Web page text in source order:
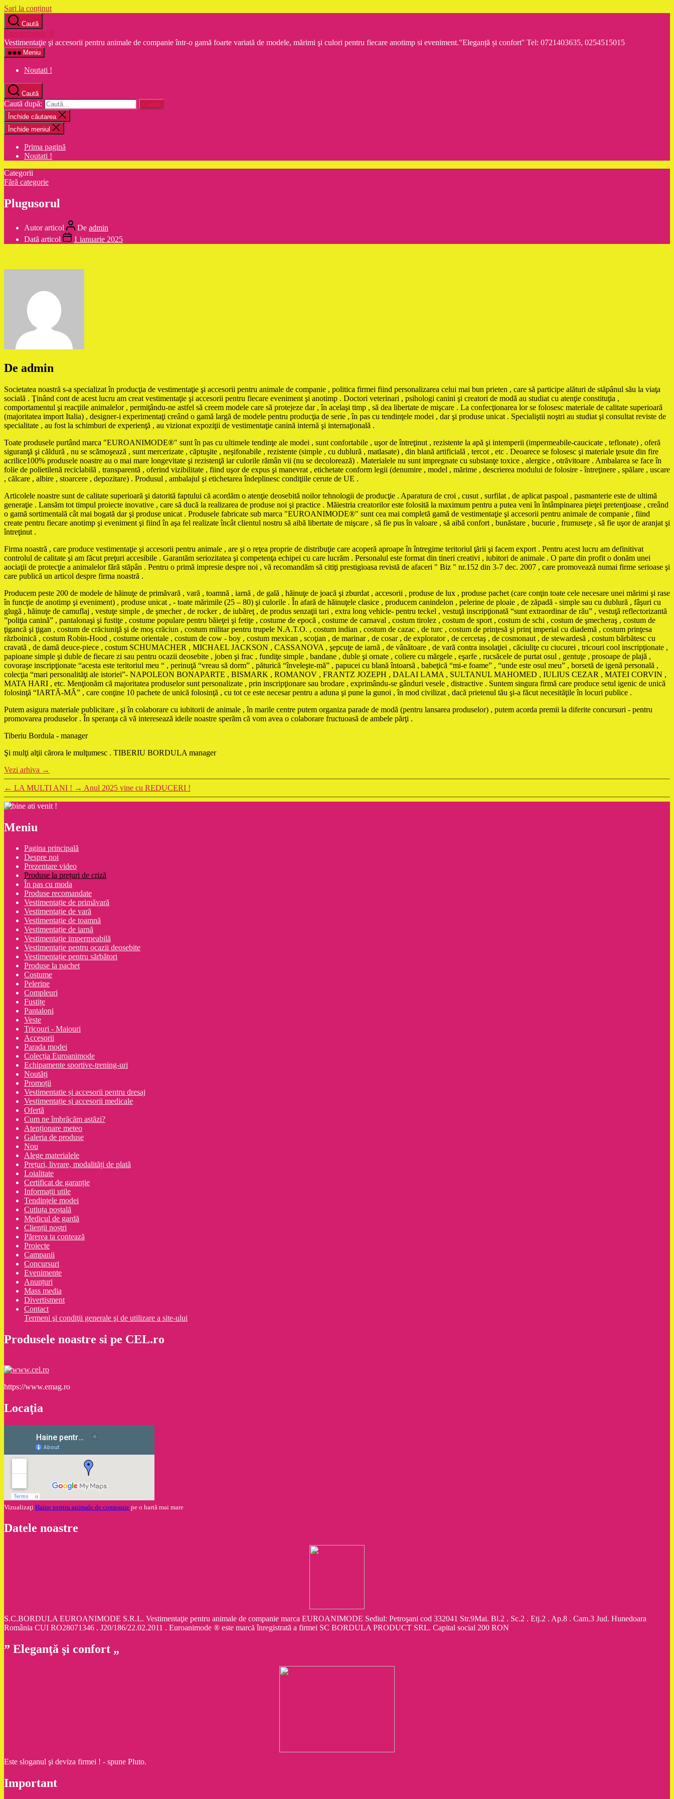
Sari la conținut
Caută
Euroanimode ®
Vestimentaţie şi accesorii pentru animale de companie într-o gamă foarte variată de modele, mărimi şi culori pentru fiecare anotimp si eveniment."Eleganță și confort'' Tel: 0721403635, 0254515015
Meniu
Noutati !
Caută
Caută după:
Închide căutarea
Închide meniul
Prima pagină
Noutati !
Categorii
Fără categorie
Plugusorul
Autor articol De admin
Dată articol
1 ianuarie 2025
De admin
Societatea noastră s-a specializat în producţia de vestimentaţie şi accesorii pentru animale de companie , politica firmei fiind personalizarea celui mai bun prieten , care să participe alături de stăpânul său la viaţa
socială . Ţinând cont de acest lucru am creat vestimentaţie şi accesorii pentru fiecare eveniment şi anotimp . Doctori veterinari , psihologi canini şi creatori de modă au studiat cu atenţie constituţia ,
comportamentul şi reacţiile animalelor , permiţându-ne astfel să creem modele care să protejeze dar , în acelaşi timp , să dea libertate de mişcare . La confecţionarea lor se folosesc materiale de calitate superioară
(majoritatea import Italia) , designer-i experimentaţi creând o gamă largă de modele pentru producţia de serie , în pas cu tendinţele modei , dar şi produse unicat . Specialiştii noştri au studiat şi consultat reviste de
specialitate , au fost la schimburi de experienţă , au vizionat expoziţii de vestimentaţie canină internă şi internaţională .
Toate produsele purtând marca "EUROANIMODE®" sunt în pas cu ultimele tendinţe ale modei , sunt confortabile , uşor de întreţinut , rezistente la apă şi intemperii (impermeabile-caucicate , teflonate) , oferă
siguranţă şi căldură , nu se scămoşează , sunt mercerizate , căptuşite , neşifonabile , rezistente (simple , cu dublură , matlasate) , din blană artificială , tercot , etc . Deoarece se folosesc şi materiale ţesute din fire
acrilice100% produsele noastre au o mai mare longevitate şi rezistenţă iar culorile rămân vii (nu se decolorează) . Materialele nu sunt impregnate cu substanţe toxice , alergice , otrăvitoare . Ambalarea se face în
folie de polietilenă reciclabilă , transparentă , oferind vizibilitate , fiind uşor de expus şi manevrat , etichetate conform legii (denumire , model , mărime , descrierea modului de folosire - întreţinere , spălare , uscare
, călcare , albire , stoarcere , depozitare) . Produsul , ambalajul şi etichetarea îndeplinesc condiţiile cerute de UE .
Articolele noastre sunt de calitate superioară şi datorită faptului că acordăm o atenţie deosebită noilor tehnologii de producţie . Aparatura de croi , cusut , surfilat , de aplicat paspoal , pasmanterie este de ultimă
generaţie . Lansăm tot timpul proiecte inovative , care să ducă la realizarea de produse noi şi practice . Măiestria creatorilor este folosită la maximum pentru a putea veni în întâmpinarea pieţei pretenţioase , creând
o gamă sortimentală cât mai bogată dar şi produse unicat . Produsele fabricate sub marca "EUROANIMODE®" sunt cea mai completă gamă de vestimentaţie şi accesorii pentru animale de companie , fiind
create pentru fiecare anotimp şi eveniment şi fiind în aşa fel realizate încât clientul nostru să aibă libertate de mişcare , să fie pus în valoare , să aibă confort , bunăstare , bucurie , frumuseţe , să fie uşor de aranjat şi
întreţinut .
Firma noastră , care produce vestimentaţie şi accesorii pentru animale , are şi o reţea proprie de distribuţie care acoperă aproape în întregime teritoriul ţării şi facem export . Pentru acest lucru am definitivat
controlul de calitate şi am făcut preţuri accesibile . Garantăm seriozitatea şi competenţa echipei cu care lucrăm . Personalul este format din tineri creativi , iubitori de animale . O parte din profit o donăm unei
aociaţii de protecţie a animalelor fără stăpân . Pentru o primă impresie despre noi , vă recomandăm să citiţi prestigioasa revistă de afaceri " Biz " nr.152 din 3-7 dec. 2007 , care promovează numai firme serioase şi
care publică un articol despre firma noastră .
Producem peste 200 de modele de hăinuţe de primăvară , vară , toamnă , iarnă , de gală , hăinuţe de joacă şi zburdat , accesorii , produse de lux , produse pachet (care conţin toate cele necesare unei mărimi şi rase
în funcţie de anotimp şi eveniment) , produse unicat , - toate mărimile (25 – 80) şi culorile . În afară de hăinuţele clasice , producem canindelon , pelerine de ploaie , de zăpadă - simple sau cu dublură , fâşuri cu
glugă , hăinuţe de camuflaj , vestuţe simple , de şmecher , de rocker , de iubăreţ , de produs senzaţii tari , extra long vehicle- pentru teckel , vestuţă inscripţionată “sunt extraordinar de rău” , vestuţă reflectorizantă
”poliţia canină” , pantalonaşi şi fustiţe , costume populare pentru băieţei şi fetiţe , costume de epocă , costume de carnaval , costum tirolez , costum de sport , costum de schi , costum de şmecheraş , costum de
ţigancă şi ţigan , costum de crăciuniţă şi de moş crăciun , costum militar pentru trupele N.A.T.O. , costum indian , costum de cazac , de turc , costum de prinţesă şi prinţ imperial cu diademă , costum prinţesa
războinică , costum Robin-Hood , costume orientale , costum de cow - boy , costum mexican , scoţian , de marinar , de cosar , de explorator , de cercetaş , de cosmonaut , de stewardesă , costum bărbătesc cu
cravată , de damă deuce-piece , costum SCHUMACHER , MICHAEL JACKSON , CASSANOVA , şepcuţe de iarnă , de vânătoare , de vară contra insolaţiei , căciuliţe cu ciucurei , tricouri cool inscripţionate ,
papioane simple şi duble de fiecare zi sau pentru ocazii deosebite , joben şi frac , fundiţe simple , bandane , duble şi ornate , coliere cu mărgele , eşarfe , rucsăcele de purtat osul , gentuţe , prosoape de plajă ,
covoraşe inscripţionate “acesta este teritoriul meu “ , perinuţă “vreau să dorm” , păturică “înveleşte-mă” , papucei cu blană întoarsă , babeţică “mi-e foame” , “unde este osul meu” , borsetă de igenă personală ,
colecţia “mari personalităţi ale istoriei”- NAPOLEON BONAPARTE , BISMARK , ROMANOV , FRANTZ JOZEPH , DALAI LAMA , SULTANUL MAHOMED , IULIUS CEZAR , MATEI CORVIN ,
MATA HARI , etc. Menţionăm că majoritatea produselor sunt personalizate , prin inscripţionare sau brodare , exprimându-se gânduri vesele , distractive . Suntem singura firmă care produce setul igenic de unică
folosinţă “IARTĂ-MĂ” , care conţine 10 pachete de unică folosinţă , cu tot ce este necesar pentru a aduna şi pune la gunoi , în mod civilizat , dacă prietenul tău şi-a făcut necesităţile în locuri publice .
Putem asigura materiale publicitare , şi în colaborare cu iubitorii de animale , în marile centre putem organiza parade de modă (pentru lansarea produselor) , putem acorda premii la diferite concursuri - pentru
promovarea produselor . În speranţa că vă interesează ideile noastre sperăm că vom avea o colaborare fructuoasă de ambele părţi .
Tiberiu Bordula - manager
Şi mulţi alţii cărora le mulţumesc . TIBERIU BORDULA manager
Vezi arhiva →
← LA MULTI ANI ! → Anul 2025 vine cu REDUCERI !
Meniu
Pagina principală
Despre noi
Prezentare video
Produse la prețuri de criză
În pas cu moda
Produse recomandate
Vestimentație de primăvară
Vestimentație de vară
Vestimentație de toamnă
Vestimentație de iarnă
Vestimentație impermeabilă
Vestimentație pentru ocazii deosebite
Vestimentație pentru sărbători
Produse la pachet
Costume
Pelerine
Compleuri
Fustițe
Pantaloni
Veste
Tricouri - Maiouri
Accesorii
Parada modei
Colecția Euroanimode
Echipamente sportive-trening-uri
Noutăți
Promoții
Vestimentatie și accesorii pentru dresaj
Vestimentație și accesorii medicale
Ofertă
Cum ne îmbrăcăm astăzi?
Atenționare meteo
Galeria de produse
Nou
Alege materialele
Prețuri, livrare, modalități de plată
Loialitate
Certificat de garanție
Informații utile
Tendințele modei
Cutiuța poștală
Medicul de gardă
Clienții noștri
Părerea ta contează
Proiecte
Campanii
Concursuri
Evenimente
Anunțuri
Mass media
Divertisment
Contact
Termeni şi condiţii generale şi de utilizare a site-ului
Produsele noastre si pe CEL.ro
https://www.emag.ro
Locaţia
Vizualizaţi Haine pentru animale de companie pe o hartă mai mare
Datele noastre
S.C.BORDULA EUROANIMODE S.R.L. Vestimentaţie pentru animale de companie marca EUROANIMODE Sediul: Petroşani cod 332041 Str.9Mai. Bl.2 . Sc.2 . Etj.2 . Ap.8 . Cam.3 Jud. Hunedoara
România CUI RO28071346 . J20/186/22.02.2011 . Euroanimode ® este marcă înregistrată a firmei SC BORDULA PRODUCT SRL. Capital social 200 RON
” Eleganţă şi confort „
Este sloganul şi deviza firmei ! - spune Pluto.
Important